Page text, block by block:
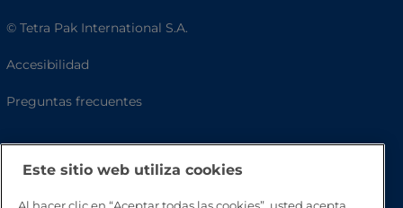
© Tetra Pak International S.A.
Accesibilidad
Preguntas frecuentes
Este sitio web utiliza cookies